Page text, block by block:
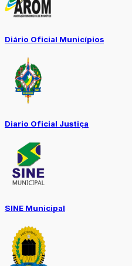
Diário Oficial Municípios
Diario Oficial Justiça
SINE Municipal